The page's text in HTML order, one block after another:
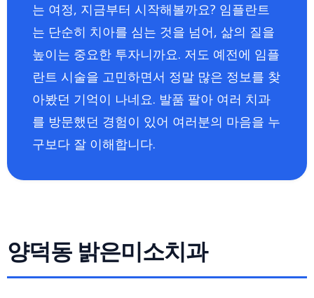
는 여정, 지금부터 시작해볼까요? 임플란트
는 단순히 치아를 심는 것을 넘어, 삶의 질을
높이는 중요한 투자니까요. 저도 예전에 임플
란트 시술을 고민하면서 정말 많은 정보를 찾
아봤던 기억이 나네요. 발품 팔아 여러 치과
를 방문했던 경험이 있어 여러분의 마음을 누
구보다 잘 이해합니다.
양덕동 밝은미소치과